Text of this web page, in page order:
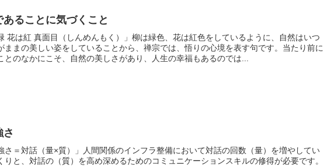
あることに気づくこと
花は紅 真面目（しんめんもく）」柳は緑色、花は紅色をしているように、自然はいつ
ままの美しい姿をしていることから、禅宗では、悟りの心境を表す句です。当たり前に
とのなかにこそ、自然の美しさがあり、人生の幸福もあるのでは...
さ
さ＝対話（量×質）」人間関係のインフラ整備において対話の回数（量）を増やしてい
りと、対話の（質）を高め深めるためのコミュニケーションスキルの修得が必要です。